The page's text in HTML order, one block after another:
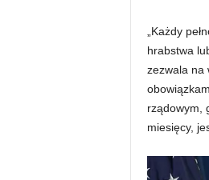
„Każdy
hrabstwa
zezwala na
rządowym,
miesięcy,